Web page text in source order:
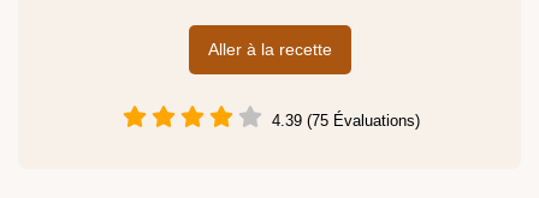
Aller à la recette
4.39 (75 Évaluations)